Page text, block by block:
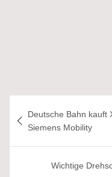
Deutsche Bahn kauft
Siemens Mobility
Wichtige